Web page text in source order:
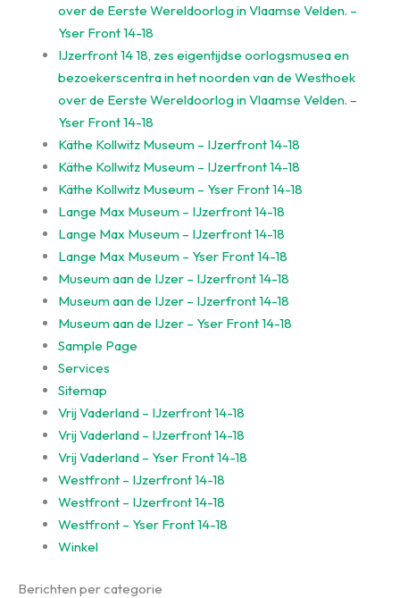
over de Eerste Wereldoorlog in Vlaamse Velden. –
Yser Front 14-18
IJzerfront 14 18, zes eigentijdse oorlogsmusea en
bezoekerscentra in het noorden van de Westhoek
over de Eerste Wereldoorlog in Vlaamse Velden. –
Yser Front 14-18
Käthe Kollwitz Museum – IJzerfront 14-18
Käthe Kollwitz Museum – IJzerfront 14-18
Käthe Kollwitz Museum – Yser Front 14-18
Lange Max Museum – IJzerfront 14-18
Lange Max Museum – IJzerfront 14-18
Lange Max Museum – Yser Front 14-18
Museum aan de IJzer – IJzerfront 14-18
Museum aan de IJzer – IJzerfront 14-18
Museum aan de IJzer – Yser Front 14-18
Sample Page
Services
Sitemap
Vrij Vaderland – IJzerfront 14-18
Vrij Vaderland – IJzerfront 14-18
Vrij Vaderland – Yser Front 14-18
Westfront – IJzerfront 14-18
Westfront – IJzerfront 14-18
Westfront – Yser Front 14-18
Winkel
Berichten per categorie